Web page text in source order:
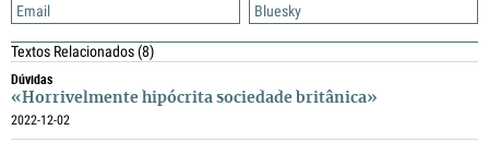
Email
Bluesky
Textos Relacionados(8)
Dúvidas
«Horrivelmente hipócrita sociedade britânica»
2022-12-02